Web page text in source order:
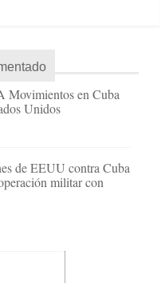
Movimientos en Cuba
Unidos
de EEUU contra Cuba
militar con